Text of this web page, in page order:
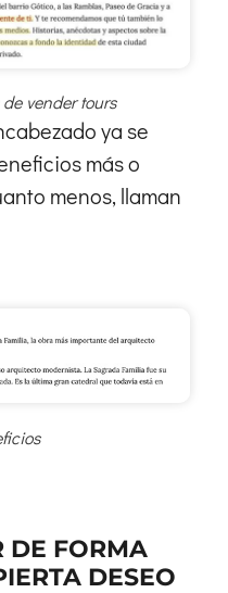
vender tours
ya se
más o
menos, llaman
DE FORMA
DESEO